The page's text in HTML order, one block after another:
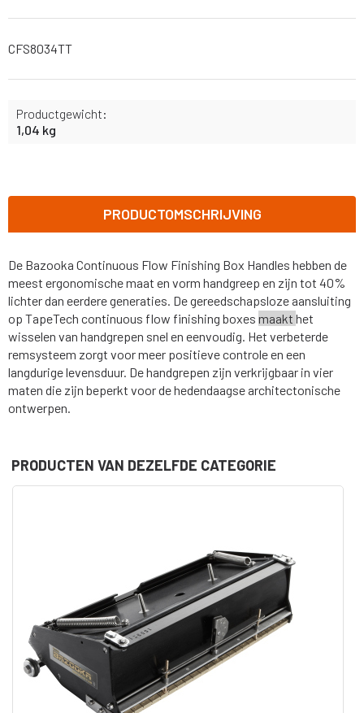
CFS8034TT
Productgewicht:
1,04 kg
PRODUCTOMSCHRIJVING
De Bazooka Continuous Flow Finishing Box Handles hebben de
meest ergonomischemaat en vorm handgreep en zijn tot 40%
lichterdan eerderegeneraties. Degereedschapsloze aansluiting
op TapeTech continuous flow finishing boxes maakt het
wisselen van handgrepen snel en eenvoudig. Het verbeterde
remsysteem zorgt voormeer positievecontroleen een
langdurigelevensduur. Dehandgrepen zijn verkrijgbaar in vier
maten die zijn beperkt voordehedendaagse architectonische
ontwerpen.
PRODUCTEN VAN DEZELFDE CATEGORIE